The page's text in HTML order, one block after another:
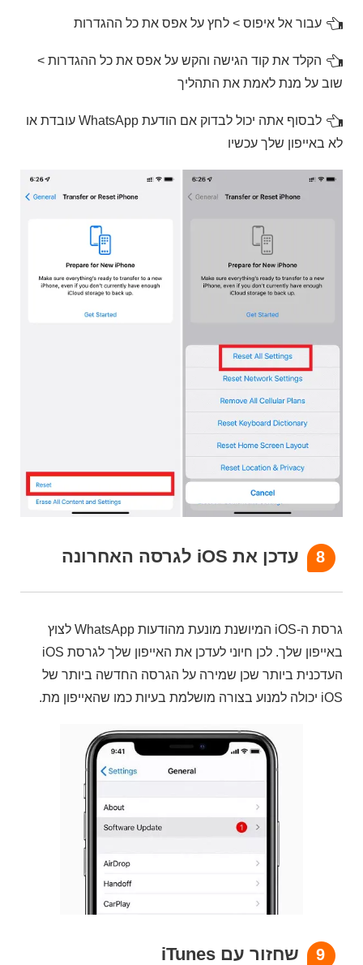
עבור אל איפוס > לחץ על אפס את כל ההגדרות
הקלד את קוד הגישה והקש על אפס את כל ההגדרות >
שוב על מנת לאמת את התהליך
לבסוף אתה יכול לבדוק אם הודעת WhatsApp עובדת או
לא באייפון שלך עכשיו
8 עדכן את iOS לגרסה האחרונה
גרסת ה-iOS המיושנת מונעת מהודעות WhatsApp לצוץ
באייפון שלך. לכן חיוני לעדכן את האייפון שלך לגרסת iOS
העדכנית ביותר שכן שמירה על הגרסה החדשה ביותר של
iOS יכולה למנוע בצורה מושלמת בעיות כמו שהאייפון מת.
9 שחזור עם iTunes